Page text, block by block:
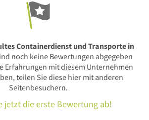
Containerdienst und Transporte in
noch keine Bewertungen abgegeben
Erfahrungen mit diesem Unternehmen
teilen Sie diese hier mit anderen
Seitenbesuchern.
jetzt die erste Bewertung ab!